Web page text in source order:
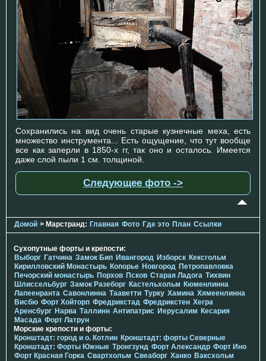
Сохранились на вид очень старые кузнечные меха, есть
множество инструмента... Есть ощущение, что тут вообще
все как заперли в 1850-х гг, так оно и осталось. Имеется
даже слой пыли 1 см. толщиной.
Следующее фото ->
Домой > Марстранд: Главная Фото Где это План Ссылки
Сухопутные форты и крепости:
Выборг Гатчина Замок Бип Ивангород Изборск Кексгольм
Кирилловский Монастырь Копорье Новгород Петропавловка
Печорcкий монастырь Порхов Псков Старая Ладога Тихвин
Шлиссельбург Замок Разеборг Кастельхольм Кюменлинна
Лапеенранта Савонлинна Тааветти Турку Хамина Хямеенлинна
Висбю Форт Хойторп Фредрикстад Фредрикстен Хегра
Аренсбург Нарва Таллинн Антипатрис Иерусалим Кесария
Масада Форт Латрун
Морские крепости и форты:
Кронштадт: город и о. Котлин Кронштадт: форты Северные
Кронштадт: Форты Южные Тронгзунд Форт Александр Форт Ино
Форт Красная Горка Свартхольм Свеаборг Ханко Ваксхольм